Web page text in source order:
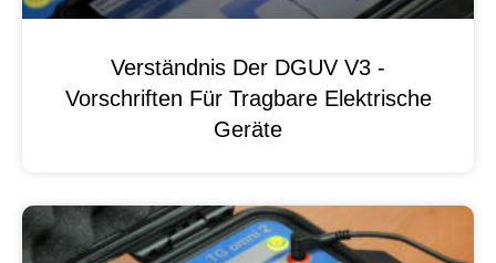
Verständnis Der DGUV V3 -
Vorschriften Für Tragbare Elektrische
Geräte